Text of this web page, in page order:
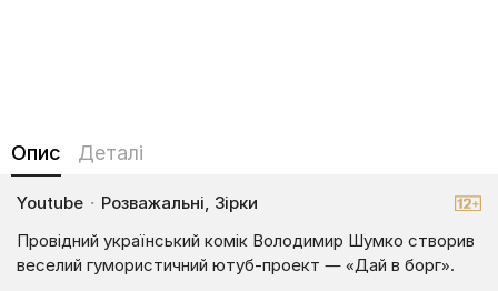
Опис Деталі
Youtube · Розважальні, Зірки
Провідний український комік Володимир Шумко створив
веселий гумористичний ютуб-проект — «Дай в борг».